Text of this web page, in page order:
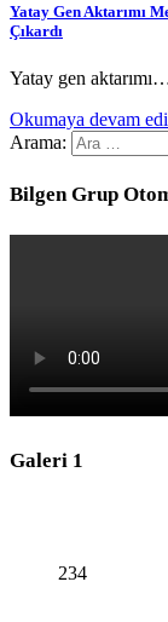
Yatay Gen Aktarımı
Çıkardı
Yatay gen
Okumaya devam
Arama:
Bilgen Grup
Galeri 1
234